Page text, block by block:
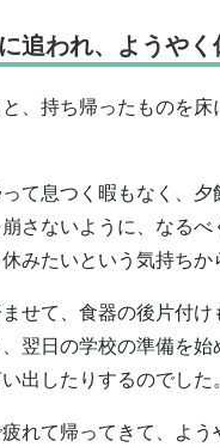
追われ、ようや
、持ち帰ったものを
て息つく暇もなく、
さないように、なる
みたいという気持ちか
せて、食器の後片付
翌日の学校の準備を
出したりするのでした
れて帰ってきて、よ